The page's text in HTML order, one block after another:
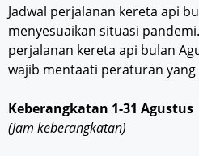
Jadwal perjalanan kereta api
menyesuaikan situasi
perjalanan kereta api bulan
wajib mentaati peraturan yang
Keberangkatan 1-31 Agustus
(Jam keberangkatan)